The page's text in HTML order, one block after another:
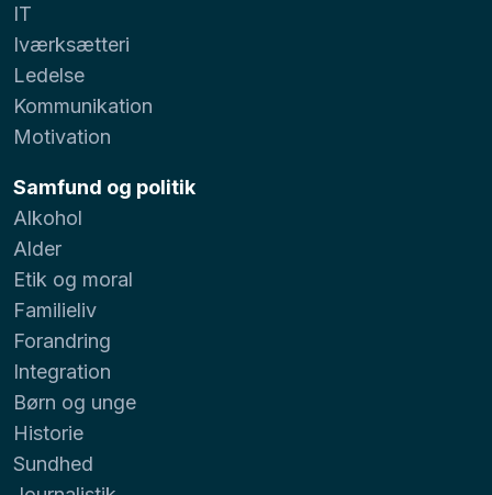
IT
Iværksætteri
Ledelse
Kommunikation
Motivation
Samfund og politik
Alkohol
Alder
Etik og moral
Familieliv
Forandring
Integration
Børn og unge
Historie
Sundhed